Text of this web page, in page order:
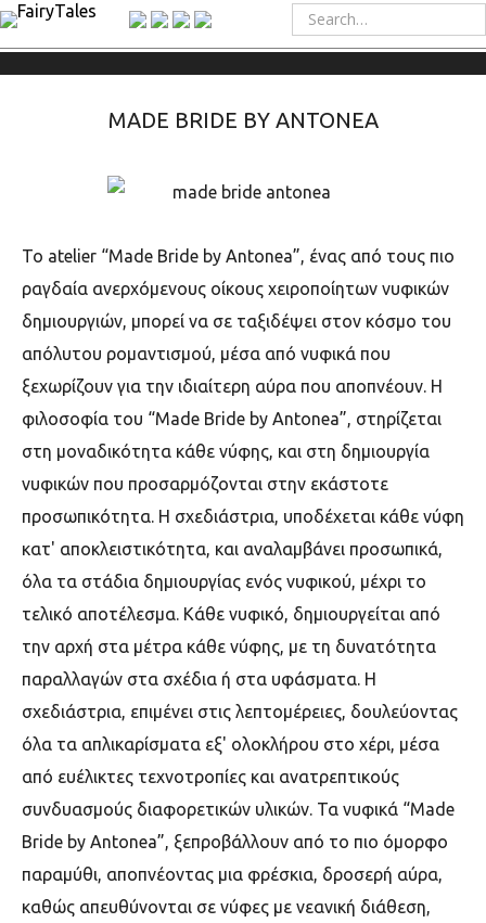
MADE BRIDE BY ANTONEA
Το atelier “Made Bride by Antonea”, ένας από τους πιο
ραγδαία ανερχόμενους οίκους χειροποίητων νυφικών
δημιουργιών, μπορεί να σε ταξιδέψει στον κόσμο του
απόλυτου ρομαντισμού, μέσα από νυφικά που
ξεχωρίζουν για την ιδιαίτερη αύρα που αποπνέουν. Η
φιλοσοφία του “Μade Bride by Antonea”, στηρίζεται
στη μοναδικότητα κάθε νύφης, και στη δημιουργία
νυφικών που προσαρμόζονται στην εκάστοτε
προσωπικότητα. Η σχεδιάστρια, υποδέχεται κάθε νύφη
κατ' αποκλειστικότητα, και αναλαμβάνει προσωπικά,
όλα τα στάδια δημιουργίας ενός νυφικού, μέχρι το
τελικό αποτέλεσμα. Κάθε νυφικό, δημιουργείται από
την αρχή στα μέτρα κάθε νύφης, με τη δυνατότητα
παραλλαγών στα σχέδια ή στα υφάσματα. Η
σχεδιάστρια, επιμένει στις λεπτομέρειες, δουλεύοντας
όλα τα απλικαρίσματα εξ' ολοκλήρου στο χέρι, μέσα
από ευέλικτες τεχνοτροπίες και ανατρεπτικούς
συνδυασμούς διαφορετικών υλικών. Τα νυφικά “Made
Bride by Antonea”, ξεπροβάλλουν από το πιο όμορφο
παραμύθι, αποπνέοντας μια φρέσκια, δροσερή αύρα,
καθώς απευθύνονται σε νύφες με νεανική διάθεση,